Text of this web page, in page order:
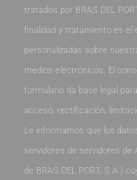
tratados por BRAS DEL
finalidad y tratamiento es el
personalizadas sobre
medios electrónicos. El
formulario da base legal
acceso, rectificación,
Le informamos que los
servidores de servidores de
de BRAS DEL PORT, S.A.)